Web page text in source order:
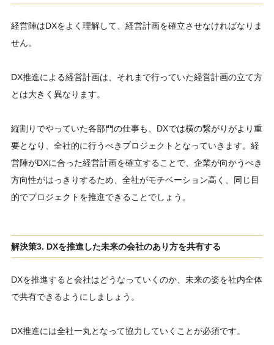
経営陣はDXをよく理解して、経営計画を確立させなければなりま
せん。
DX推進による経営計画は、それまで行っていた経営計画の立て方
とは大きく異なります。
縦割りでやっていた各部門の仕事も、DXでは横の繋がりがより重
要となり、全社的に行うべきプロジェクトとなっていきます。経
営陣がDXに合った経営計画を確立することで、企業が向かうべき
方向性がはっきりするため、全社がモチベーション高く、同じ目
的でプロジェクトを推進できることでしょう。
解決策3. DXを推進した未来の会社のあり方を共有する
DXを推進すると会社はどうなっていくのか、未来の姿を社内全体
で共有できるようにしましょう。
DX推進には全社一丸となって協力していくことが必須です。